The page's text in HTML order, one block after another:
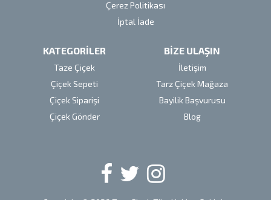
Çerez Politikası
İptal İade
KATEGORİLER
Taze Çiçek
Çiçek Sepeti
Çiçek Siparişi
Çiçek Gönder
BİZE ULAŞIN
İletişim
Tarz Çiçek Mağaza
Bayilik Başvurusu
Blog